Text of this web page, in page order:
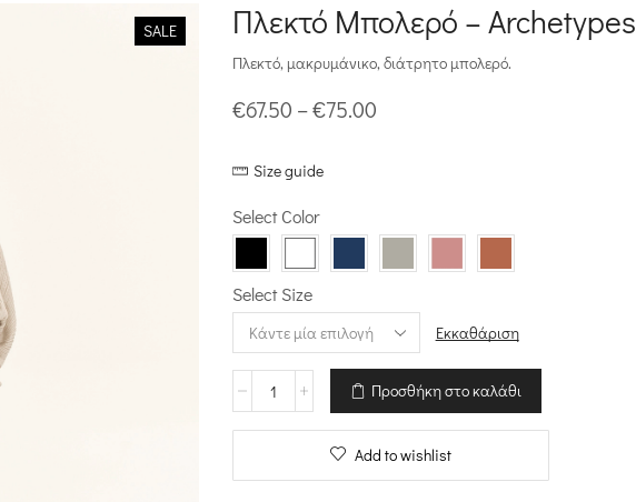
SALE Πλεκτό Μπολερό – Archetypes
Πλεκτό, μακρυμάνικο, διάτρητο μπολερό.
€67.50 –€75.00
€75.00
Size guide
Select Color
Select Size
Εκκαθάριση
Μπολερό
Προσθήκη στο καλάθι
Add to wishlist